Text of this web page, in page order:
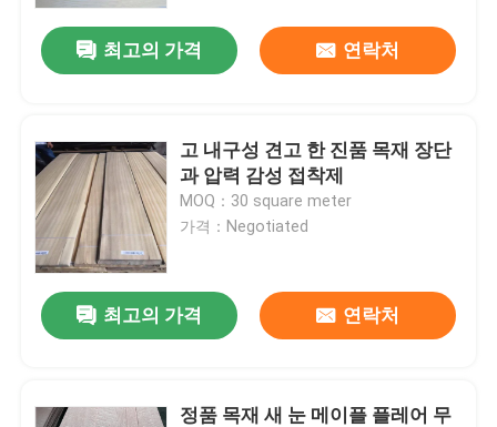
최고의 가격 연락처
고 내구성 견고 한 진품 목재 장단
과 압력 감성 접착제
MOQ：30 square meter
가격：Negotiated
최고의 가격 연락처
정품 목재 새 눈 메이플 플레어 무